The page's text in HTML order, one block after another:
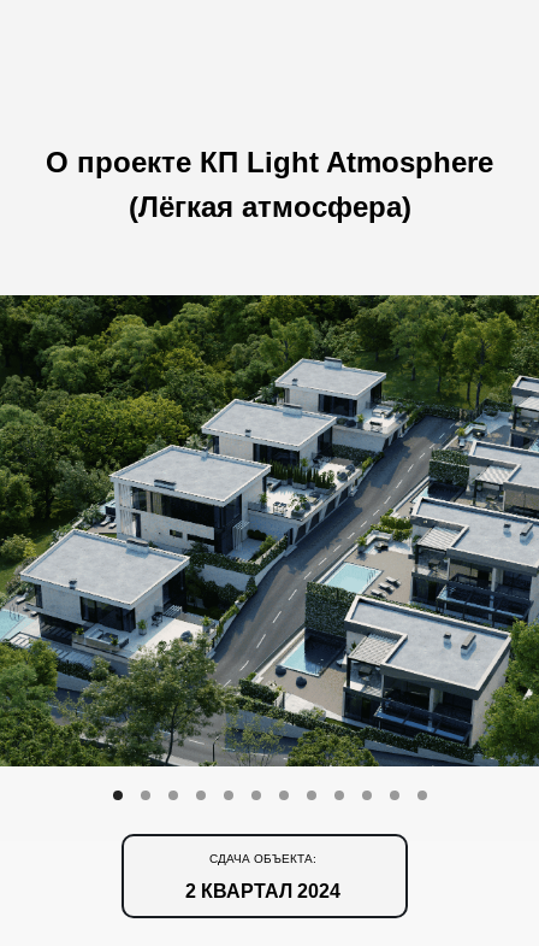
О проекте КП Light Atmosphere
(Лёгкая атмосфера)
СДАЧА ОБЪЕКТА:
2 КВАРТАЛ 2024